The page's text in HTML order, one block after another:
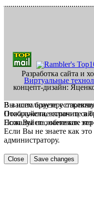
Разработка сайта и
Виртуальные
концепт-дизайн:
В вашем браузере
Пожалуйста, включите в
Если Вы не знаете как это
Вы используете
Отображение страниц
Пожалуйста, обновите
Если Вы не знаете как это
администратору.
Close Save changes